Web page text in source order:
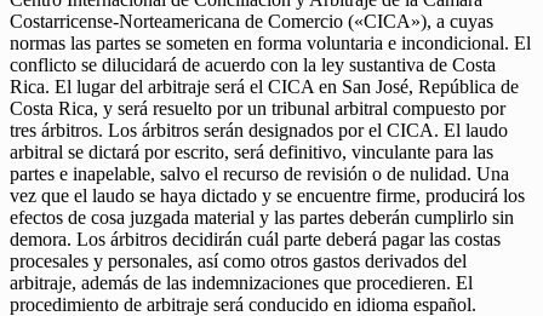
Costarricense-Norteamericana de Comercio («CICA»), a cuyas
normas las partes se someten en forma voluntaria e incondicional. El
conflicto se dilucidará de acuerdo con la ley sustantiva de Costa
Rica. El lugar del arbitraje será el CICA en San José, República de
Costa Rica, y será resuelto por un tribunal arbitral compuesto por
tres árbitros. Los árbitros serán designados por el CICA. El laudo
arbitral se dictará por escrito, será definitivo, vinculante para las
partes e inapelable, salvo el recurso de revisión o de nulidad. Una
vez que el laudo se haya dictado y se encuentre firme, producirá los
efectos de cosa juzgada material y las partes deberán cumplirlo sin
demora. Los árbitros decidirán cuál parte deberá pagar las costas
procesales y personales, así como otros gastos derivados del
arbitraje, además de las indemnizaciones que procedieren. El
procedimiento de arbitraje será conducido en idioma español.